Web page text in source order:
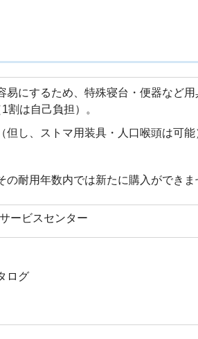
易にするため、特殊寝台・便器など
割は自己負担）。
但し、ストマ用装具・人口喉頭は可能
の耐用年数内では新たに購入ができま
ービスセンター
ログ